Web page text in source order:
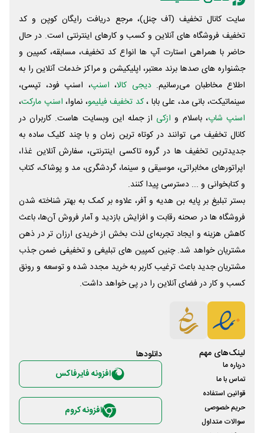
سایت کانال تخفیف (آف چنل)، مرجع دریافت رایگان کوپن و کد
تخفیف فروشگاه های آنلاین و کسب و‌ کارهای اینترنتی است. در حال
حاضر با همراهی استارت آپ ها انواع کد تخفیف، مسابقه، کمپین و
جشنواره های صدها برند معتبر، اپلیکیشن و مراکز خدمات آنلاین را به
اطلاع مخاطبان می‌رسانیم. دیجی کالا، اسنپ، اسنپ فود، تپسی،
سینماتیکت، بانی مد، علی‌ بابا ،کد تخفیف فیلیمو، نماوا، اسنپ مارکت،
اسنپ شاپ، باسلام و ازکی از جمله این وبسایت ‌هاست. کاربران در
کانال تخفیف می توانند در کوتاه ترین زمان و با چند کلیک ساده به
جدیدترین تخفیف ها در گروه تاکسی اینترنتی، سفارش آنلاین غذا،
اپراتورهای مخابراتی، موسیقی و سینما، گردشگری، مد و پوشاک، کتاب
و کتابخوانی و ... دسترسی پیدا کنند.
بستر تبلیغ بر پایه بن هدیه و آفر، علاوه بر کمک به بهتر شناخته شدن
فروشگاه ها در صحنه رقابت و افزایش بازدید و آمار فروش آن‌ها، باعث
کاهش هزینه و ایجاد تجربه‌ای لذت بخش از خریدی ارزان تر در ذهن
مشتریان خواهد شد. چنین کمپین های تبلیغی و تخفیفی ضمن جذب
مشتریان جدید باعث ترغیب کاربر به خرید مجدد شده و توسعه و رونق
کسب و کار در فضای آنلاین را در پی خواهد داشت.
لینک‌های مهم
درباره ما
تماس با ما
قوانین استفاده
حریم خصوصی
سوالات متداول
دانلود‌ها
افزونه فایرفاکس
افزونه کروم